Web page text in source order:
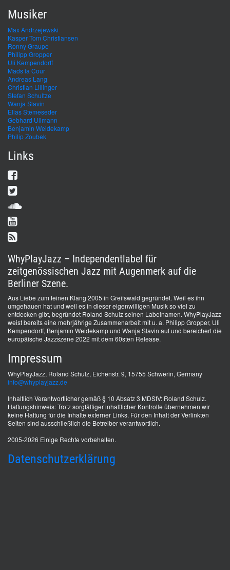
Musiker
Max Andrzejewski
Kasper Tom Christiansen
Ronny Graupe
Philipp Gropper
Uli Kempendorff
Mads la Cour
Andreas Lang
Christian Lillinger
Stefan Schultze
Wanja Slavin
Elias Stemeseder
Gebhard Ullmann
Benjamin Weidekamp
Philip Zoubek
Links
WhyPlayJazz – Independentlabel für
zeitgenössischen Jazz mit Augenmerk auf die
Berliner Szene.
Aus Liebe zum feinen Klang 2005 in Greifswald gegründet. Weil es ihn
umgehauen hat und weil es in dieser eigenwilligen Musik so viel zu
entdecken gibt, begründet Roland Schulz seinen Labelnamen. WhyPlayJazz
weist bereits eine mehrjährige Zusammenarbeit mit u. a. Philipp Gropper, Uli
Kempendorff, Benjamin Weidekamp und Wanja Slavin auf und bereichert die
europäische Jazzszene 2022 mit dem 60sten Release.
Impressum
WhyPlayJazz, Roland Schulz, Eichenstr. 9, 15755 Schwerin, Germany
info@whyplayjazz.de
Inhaltlich Verantwortlicher gemäß § 10 Absatz 3 MDStV: Roland Schulz.
Haftungshinweis: Trotz sorgfältiger inhaltlicher Kontrolle übernehmen wir
keine Haftung für die Inhalte externer Links. Für den Inhalt der Verlinkten
Seiten sind ausschließlich die Betreiber verantwortlich.
2005-2026 Einige Rechte vorbehalten.
Datenschutzerklärung